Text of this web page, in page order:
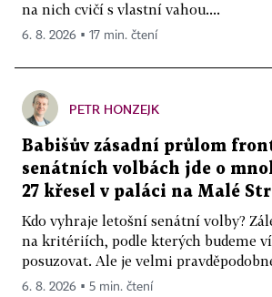
na nich cvičí s vlastní vahou....
6. 8. 2026 ▪ 17 min. čtení
PETR HONZEJK
Babišův zásadní průlom
senátních volbách jde o
27 křesel v paláci na Malé
Kdo vyhraje letošní senátní volby?
na kritériích, podle kterých budeme
posuzovat. Ale je velmi
6. 8. 2026 ▪ 5 min. čtení